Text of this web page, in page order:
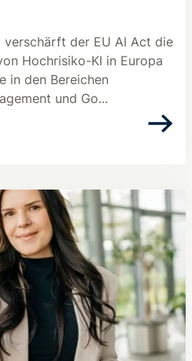
der EU AI Act die
Hochrisiko-KI in Europa
in den Bereichen
und Go...